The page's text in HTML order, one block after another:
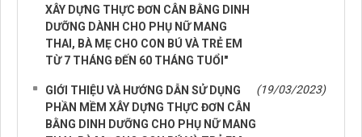
XÂY DỰNG THỰC ĐƠN CÂN BẰNG DINH
DƯỠNG DÀNH CHO PHỤ NỮ MANG
THAI, BÀ MẸ CHO CON BÚ VÀ TRẺ EM
TỪ 7 THÁNG ĐẾN 60 THÁNG TUỔI"
GIỚI THIỆU VÀ HƯỚNG DẪN SỬ DỤNG
PHẦN MỀM XÂY DỰNG THỰC ĐƠN CÂN
BẰNG DINH DƯỠNG CHO PHỤ NỮ MANG
(19/03/2023)